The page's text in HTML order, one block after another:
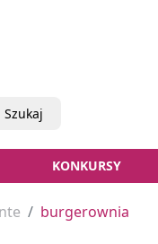
Szukaj
KONKURSY
burgerownia